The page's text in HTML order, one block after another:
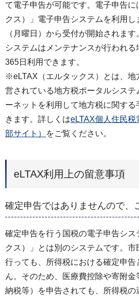
て電子申告が可能です。電子申告に
クス）」電子申告システムを利用し
（月曜日）から受付が開始されます
システムはメンテナンスが行われる
365日利用できます。
※eLTAX（エルタックス）とは、地
営されている地方税ポータルシステ
ーネットを利用して地方税に関す
きます。詳しくはeLTAX個人住民
部サイト）
をご覧ください。
eLTAX利用上の留意事項
確定申告ではありませんので、
確定申告を行う国税の電子申告シス
クス）」とは別のシステムです。
行っても、所得税における確定申告
ん。そのため、医療費控除や寄附金
納税等）を申告されても、所得税の